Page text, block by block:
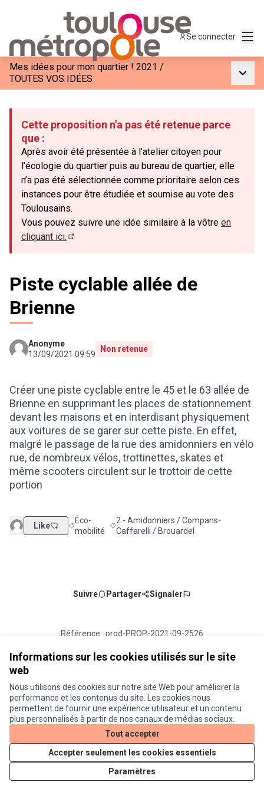
Informations sur les cookies utilisés sur le site
web
Nous utilisons des cookies sur notre site Web pour améliorer la
performance et les contenus du site. Les cookies nous
permettent de fournir une expérience utilisateur et un contenu
plus personnalisés à partir de nos canaux de médias sociaux.
Tout accepter
Accepter seulement les cookies essentiels
Paramètres
Se connecter
Mes idées pour mon quartier ! 2021 /
TOUTES VOS IDÉES
Cette proposition n'a pas été retenue parce
que :
Après avoir été présentée à l’atelier citoyen pour
l’écologie du quartier puis au bureau de quartier, elle
n’a pas été sélectionnée comme prioritaire selon ces
instances pour être étudiée et soumise au vote des
Toulousains.
Vous pouvez suivre une idée similaire à la vôtre en
cliquant ici.
Piste cyclable allée de
Brienne
Anonyme
13/09/2021 09:59
Non retenue
Créer une piste cyclable entre le 45 et le 63 allée de
Brienne en supprimant les places de stationnement
devant les maisons et en interdisant physiquement
aux voitures de se garer sur cette piste. En effet,
malgré le passage de la rue des amidonniers en vélo
rue, de nombreux vélos, trottinettes, skates et
même scooters circulent sur le trottoir de cette
portion
Like Filtrer les résultats de la catégorie : Éco-mobilité
Éco-
mobilité
Filtrer les résultats pour le secteur : 2 -
2 - Amidonniers / Compans-
Caffarelli / Brouardel
Suivre Partager Signaler
Référence : prod-PROP-2021-09-2526
Vérifiez l'empreinte numérique
Conditions d'utilisation
Paramètres des cookies
Je participe ! sur X
(Lien externe)
Je participe ! sur Facebook
Je participe ! sur Instagram
Site réalisé grâce aulogiciel libre Decidim .
Licence
(Lien